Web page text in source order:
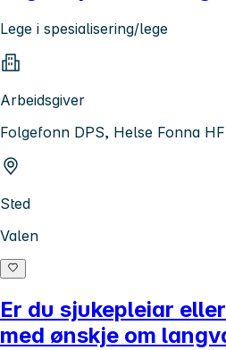
Lege i spesialisering/lege
Arbeidsgiver
Folgefonn DPS, Helse Fonna HF
Sted
Valen
Er du sjukepleiar
med ønskje om